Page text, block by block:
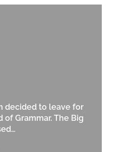
decided to leave for
of Grammar. The Big